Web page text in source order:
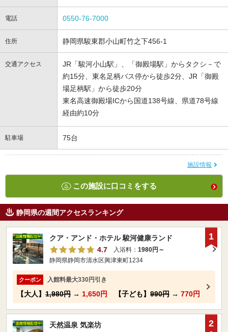
電話 0550-76-7000
住所 静岡県駿東郡小山町竹之下456-1
交通アクセス
JR「駿河小山駅」、「御殿場駅」からタクシ－で
約15分、東名足柄バス停から徒歩2分、JR「御殿
場足柄駅」から徒歩20分
東名高速御殿場ICから国道138号線、県道78号線
経由約10分
駐車場 75台
施設情報
この施設に口コミをする
静岡県の週間アクセスランキング
クア・アンド・ホテル 駿河健康ランド
4.7
入浴料： 1980円～
静岡県静岡市清水区興津東町1234
クーポン 入館料最大330円引き
【大人】 1,980円 → 1,650円 【子ども】 990円 → 770円
1
天然温泉 気楽坊
2